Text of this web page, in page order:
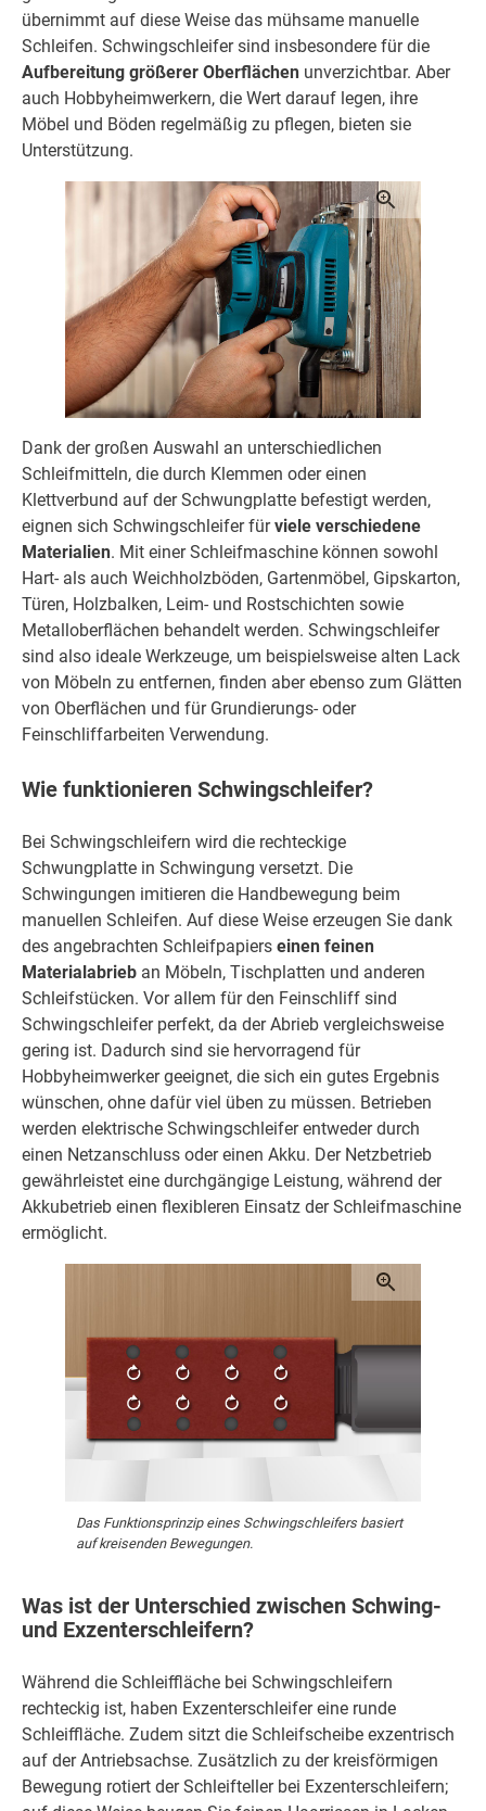
übernimmt auf diese Weise das mühsame manuelle
Schleifen. Schwingschleifer sind insbesondere für die
Aufbereitung größerer Oberflächen unverzichtbar. Aber
auch Hobbyheimwerkern, die Wert darauf legen, ihre
Möbel und Böden regelmäßig zu pflegen, bieten sie
Unterstützung.
Dank der großen Auswahl an unterschiedlichen
Schleifmitteln, die durch Klemmen oder einen
Klettverbund auf der Schwungplatte befestigt werden,
eignen sich Schwingschleifer fürviele verschiedene
Materialien. Mit einer Schleifmaschine können sowohl
Hart- als auch Weichholzböden, Gartenmöbel, Gipskarton,
Türen, Holzbalken, Leim- und Rostschichten sowie
Metalloberflächen behandelt werden. Schwingschleifer
sind also ideale Werkzeuge, um beispielsweise alten Lack
von Möbeln zu entfernen, finden aber ebenso zum Glätten
von Oberflächen und für Grundierungs- oder
Feinschliffarbeiten Verwendung.
Wie funktionieren Schwingschleifer?
Bei Schwingschleifern wird die rechteckige
Schwungplatte in Schwingung versetzt. Die
Schwingungen imitieren die Handbewegung beim
manuellen Schleifen. Auf diese Weise erzeugen Sie dank
des angebrachten Schleifpapiers einen feinen
Materialabrieb an Möbeln, Tischplatten und anderen
Schleifstücken. Vor allem für den Feinschliff sind
Schwingschleifer perfekt, da der Abrieb vergleichsweise
gering ist. Dadurch sind sie hervorragend für
Hobbyheimwerker geeignet, die sich ein gutes Ergebnis
wünschen, ohne dafür viel üben zu müssen. Betrieben
werden elektrische Schwingschleifer entweder durch
einen Netzanschluss oder einen Akku. Der Netzbetrieb
gewährleistet eine durchgängige Leistung, während der
Akkubetrieb einen flexibleren Einsatz der Schleifmaschine
ermöglicht.
Das Funktionsprinzip eines Schwingschleifers basiert
auf kreisenden Bewegungen.
Was ist der Unterschied zwischen Schwing-
und Exzenterschleifern?
Während die Schleiffläche bei Schwingschleifern
rechteckig ist, haben Exzenterschleifer eine runde
Schleiffläche. Zudem sitzt die Schleifscheibe exzentrisch
auf der Antriebsachse. Zusätzlich zu der kreisförmigen
Bewegung rotiert der Schleifteller bei Exzenterschleifern;